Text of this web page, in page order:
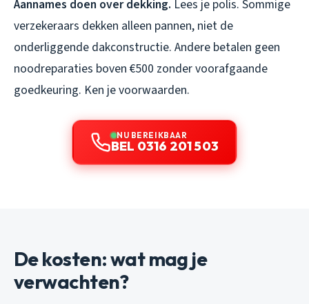
Aannames doen over dekking. Lees je polis. Sommige
verzekeraars dekken alleen pannen, niet de
onderliggende dakconstructie. Andere betalen geen
noodreparaties boven €500 zonder voorafgaande
goedkeuring. Ken je voorwaarden.
NU BEREIKBAAR
BEL 0316 201 503
De kosten: wat mag je
verwachten?